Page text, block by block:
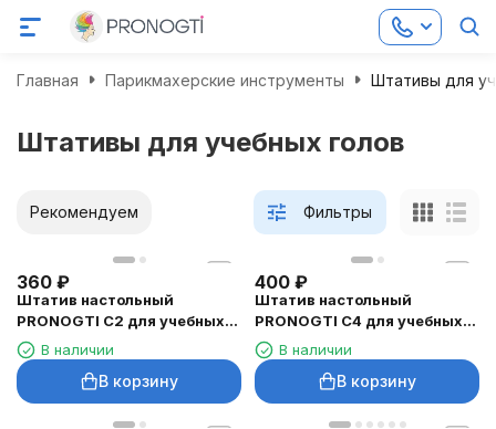
Главная Парикмахерские инструменты Штативы для
Штативы для учебных голов
Рекомендуем Фильтры
360 ₽
Штатив настольный
PRONOGTI C2 для учебных
голов, компактное
крепление
В наличии
В корзину
400 ₽
Штатив настольный
PRONOGTI C4 для учебных
голов, крепление до 4 см
В наличии
В корзину